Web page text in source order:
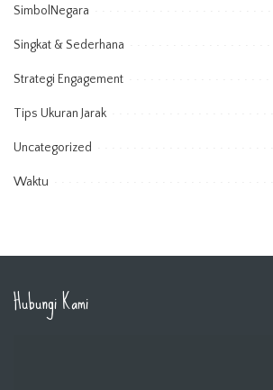
SimbolNegara
Singkat & Sederhana
Strategi Engagement
Tips Ukuran Jarak
Uncategorized
Waktu
Hubungi Kami